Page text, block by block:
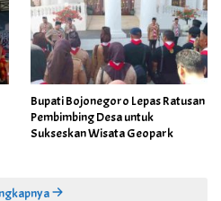
Bupati Bojonegoro Lepas Ratusan
Pembimbing Desa untuk
Sukseskan Wisata Geopark